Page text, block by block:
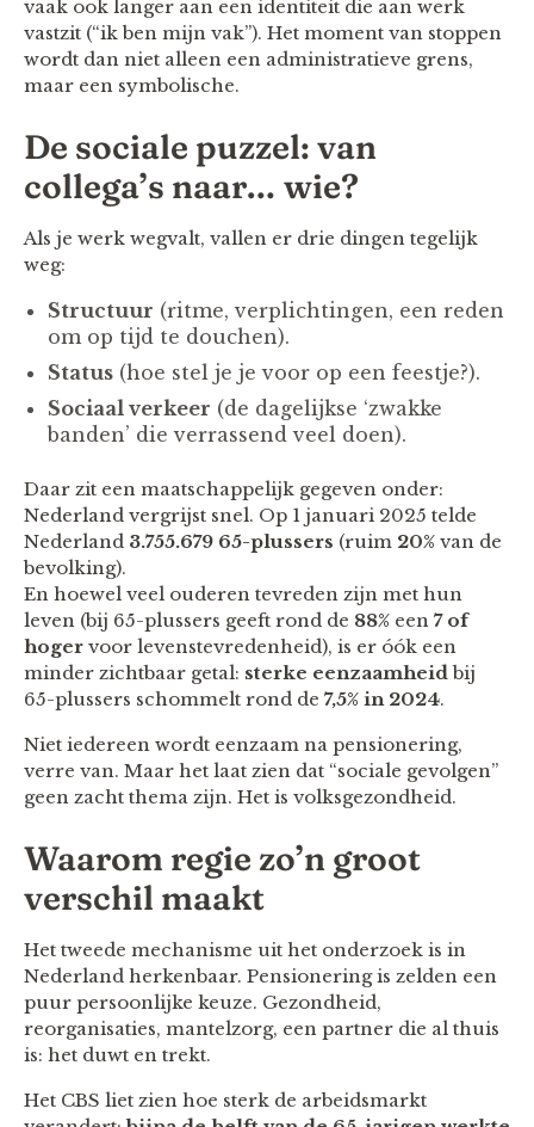
vaak ook langer aan een identiteit die aan werk
vastzit (“ik ben mijn vak”). Het moment van stoppen
wordt dan niet alleen een administratieve grens,
maar een symbolische.
De sociale puzzel: van
collega’s naar… wie?
Als je werk wegvalt, vallen er drie dingen tegelijk
weg:
Structuur (ritme, verplichtingen, een reden
om op tijd te douchen).
Status (hoe stel je je voor op een feestje?).
Sociaal verkeer (de dagelijkse ‘zwakke
banden’ die verrassend veel doen).
Daar zit een maatschappelijk gegeven onder:
Nederland vergrijst snel. Op 1 januari 2025 telde
Nederland 3.755.679 65-plussers (ruim 20% van de
bevolking).
En hoewel veel ouderen tevreden zijn met hun
leven (bij 65-plussers geeft rond de 88% een 7 of
hoger voor levenstevredenheid), is er óók een
minder zichtbaar getal: sterke eenzaamheidbij
65-plussers schommelt rond de 7,5% in 2024.
Niet iedereen wordt eenzaam na pensionering,
verre van. Maar het laat zien dat “sociale gevolgen”
geen zacht thema zijn. Het is volksgezondheid.
Waarom regie zo’n groot
verschil maakt
Het tweede mechanisme uit het onderzoek is in
Nederland herkenbaar. Pensionering is zelden een
puur persoonlijke keuze. Gezondheid,
reorganisaties, mantelzorg, een partner die al thuis
is: het duwt en trekt.
Het CBS liet zien hoe sterk de arbeidsmarkt